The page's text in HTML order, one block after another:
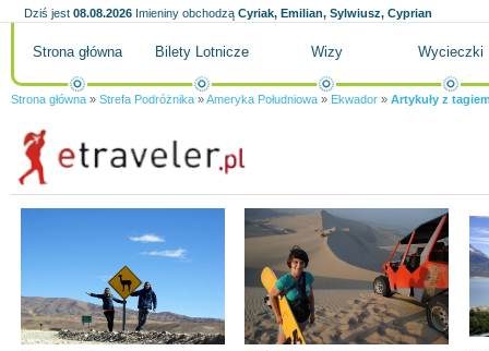
Dziś jest 08.08.2026 Imieniny obchodzą Cyriak, Emilian, Sylwiusz, Cyprian
Strona główna Bilety Lotnicze Wizy Wycieczki
Strona główna » Strefa Podróżnika »Ameryka Południowa » Ekwador » Artykuły z